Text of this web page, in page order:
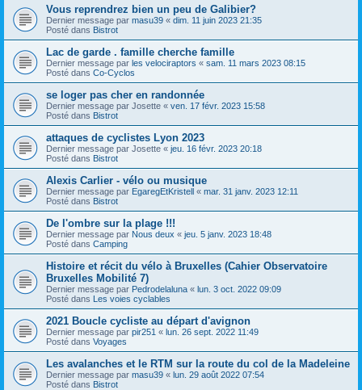
Vous reprendrez bien un peu de Galibier?
Dernier message par masu39 « dim. 11 juin 2023 21:35
Posté dans Bistrot
Lac de garde . famille cherche famille
Dernier message par les velociraptors « sam. 11 mars 2023 08:15
Posté dans Co-Cyclos
se loger pas cher en randonnée
Dernier message par Josette « ven. 17 févr. 2023 15:58
Posté dans Bistrot
attaques de cyclistes Lyon 2023
Dernier message par Josette « jeu. 16 févr. 2023 20:18
Posté dans Bistrot
Alexis Carlier - vélo ou musique
Dernier message par EgaregEtKristell « mar. 31 janv. 2023 12:11
Posté dans Bistrot
De l'ombre sur la plage !!!
Dernier message par Nous deux « jeu. 5 janv. 2023 18:48
Posté dans Camping
Histoire et récit du vélo à Bruxelles (Cahier Observatoire
Bruxelles Mobilité 7)
Dernier message par Pedrodelaluna « lun. 3 oct. 2022 09:09
Posté dans Les voies cyclables
2021 Boucle cycliste au départ d'avignon
Dernier message par pir251 « lun. 26 sept. 2022 11:49
Posté dans Voyages
Les avalanches et le RTM sur la route du col de la Madeleine
Dernier message par masu39 « lun. 29 août 2022 07:54
Posté dans Bistrot